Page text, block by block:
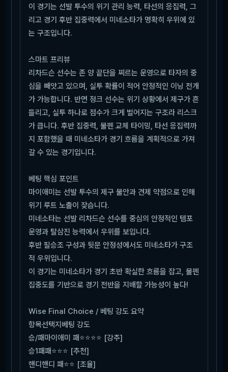
이 경기는 선발 투수의 위기 관리 능력, 타선의 응집력, 그
리고 경기 후반 집중력에서 미네소타가 명확히 우위에 있
는 구조입니다.
스마트 프리뷰
리차드슨 선수는 존 양 끝단을 찌르는 운영으로 타자의 중
심을 빼앗고 있으며, 실투 확률이 적어 안정적인 이닝 전개
가 가능합니다. 반면 정크 선수는 위기 상황에서 제구가 흔
들리고, 실투 하나로 점수가 크게 벌어지는 구조라 리스크
가 큽니다. 후반 집중력, 불펜 교체 타이밍, 타선 응집력까
지 포함했을 때 미네소타가 경기 흐름을 계획적으로 가져
갈 수 있는 경기입니다.
베팅 핵심 포인트
마이애미는 선발 투수의 제구 불안과 견제 약점으로 인해
위기 루트 노출이 잦습니다.
미네소타는 선발 리차드슨 선수를 중심의 안정적인 템포
운영과 탈삼진 능력에서 우위를 보입니다.
후반 필승조 구성과 뒷문 안정성에서도 미네소타가 구조
적 우위입니다.
이 경기는 미네소타가 경기 초반 확실한 흐름을 잡고, 불펜
집중도를 기반으로 경기 전반을 지배할 가능성이 높다!
Wise Final Choice / 베팅 강도 요약
항목선택지 베팅 강도
승/패마이애미 패⭐⭐⭐⭐ [강추]
승1패패⭐⭐⭐ [추천]
핸디핸디 패⭐⭐ [조율]